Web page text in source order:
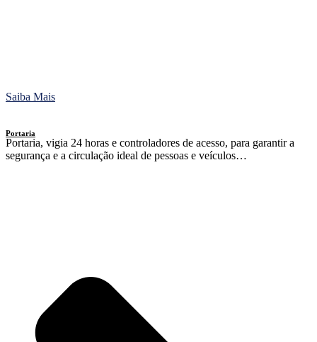
Saiba Mais
Portaria
Portaria, vigia 24 horas e controladores de acesso, para garantir a
segurança e a circulação ideal de pessoas e veículos…